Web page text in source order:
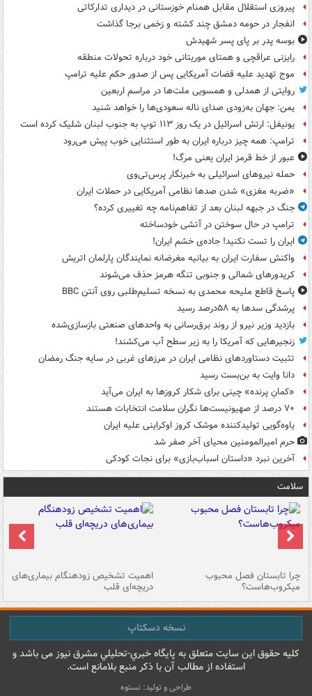
پیروزی استقلال مقابل همنام خوزستانی در دیداری تدارکاتی
انفجار در حومه دمشق چند کشته و زخمی برجا گذاشت
بوسه‌ پدر بر پای پسر شهیدش
رایزنی عراقچی و همتای موریتانی خود درباره تحولات منطقه
موج تهدید علیه قضات آمریکایی پس از صدور حکم علیه ترامپ
روایتی از همدلی و همسویی ملت‌ها در مراسم اربعین
یمن: جهان به‌زودی صدای ناله سعودی‌ها را خواهد شنید
یونیفل: ارتش اسرائیل در یک روز ۱۱۳ توپ به جنوب لبنان شلیک کرده است
ترامپ: همه چیز درباره ایران به طور استثنایی خوب پیش می‌رود
عبور از خط قرمز ایران یعنی مرگ!
حمله نیروهای اسرائیلی به خبرنگار پرس‌تی‌وی
«ضربه مغزی» شدن صدها نظامی آمریکایی در حملات ایران
جنگ در جبهه لبنان بعد از تفاهم‌نامه چه تغییری کرده؟
ترامپ در حال سوختن در آتشی خودساخته
ایران را تست نکنید! جاده‌ی خشم ایران!
واکنش سفارت ایران به بیانیه مغرضانه نمایندگان پارلمان اتریش
کریدورهای شمالی و جنوبی تنگه هرمز حذف می‌شوند
پاسخ قاطع ملیحه محمدی به نسخه تسلیم‌طلبی روی آنتن BBC
پرشدگی سدها به ۵۸درصد رسید
بازدید وزیر نیرو از روند برق‌رسانی به واحدهای صنعتی بازسازی‌شده
زنجیرهایی که آمریکا را به زیر سطح آب می‌کشند!
تثبیت دستاوردهای نظامی ایران در مرزهای غربی در سایه جنگ رمضان
دانا وایت به بن‌بست رسید
«کمانِ پرنده» چینی برای شکار کروزها به ایران می‌آید
۷۰ درصد از صهیونیست‌ها نگران سلامت انتخابات هستند
یاوه‌گویی تولیدکننده موشک کروز اوکراینی علیه ایران
حرم امیرالمومنین محیای آخر صفر شد
آخرین نبرد «داستان اسباب‌بازی» برای نجات کودکی
سلامت
چرا تابستان فصل محبوب
میکروب‌هاست؟
اهمیت تشخیص زودهنگام بیماری‌های
دریچه‌ای قلب
نسخه دسکتاپ
کليه حقوق اين سايت متعلق به پایگاه خبري-تحليلي مشرق نيوز می باشد و
استفاده از مطالب آن با ذکر منبع بلامانع است.
طراحی و تولید: نستوه